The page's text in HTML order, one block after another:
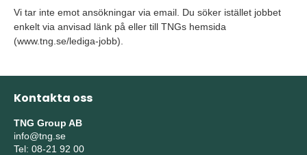
Vi tar inte emot ansökningar via email. Du söker istället jobbet
enkelt via anvisad länk på eller till TNGs hemsida
(www.tng.se/lediga-jobb).
Kontakta oss
TNG Group AB
info@tng.se
Tel: 08-21 92 00